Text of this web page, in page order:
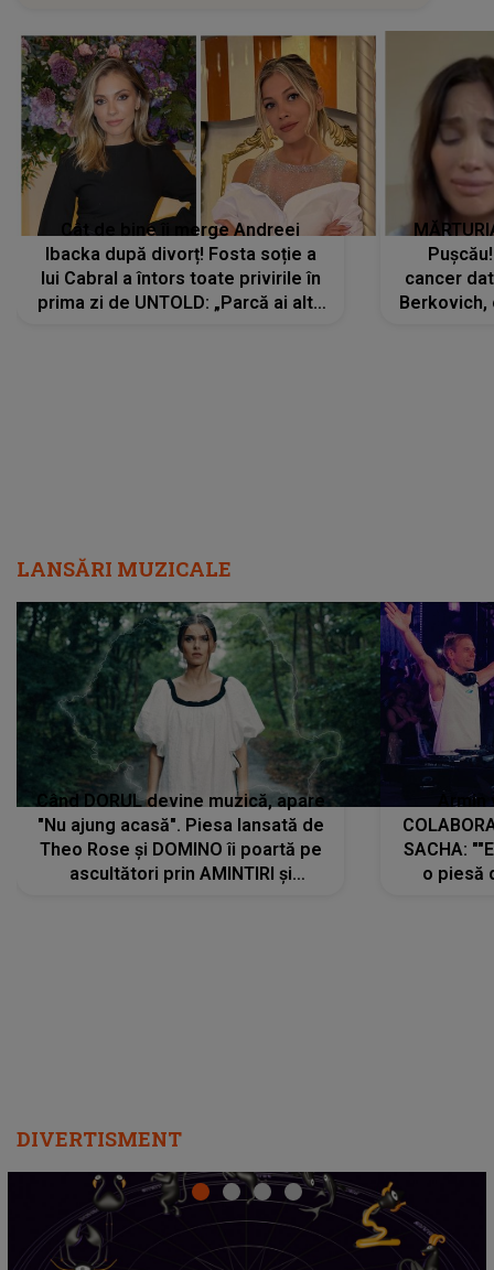
Cât de bine îi merge Andreei
Ibacka după divorț! Fosta soție a
lui Cabral a întors toate privirile în
prima zi de UNTOLD: „Parcă ai altă
cancer
LANSĂRI MUZICALE
Când DORUL devine muzică, apare
"Nu ajung acasă". Piesa lansată de
Theo Rose și DOMINO îi poartă pe
ascultători prin AMINTIRI și
SACHA:
o piesă
DIVERTISMENT